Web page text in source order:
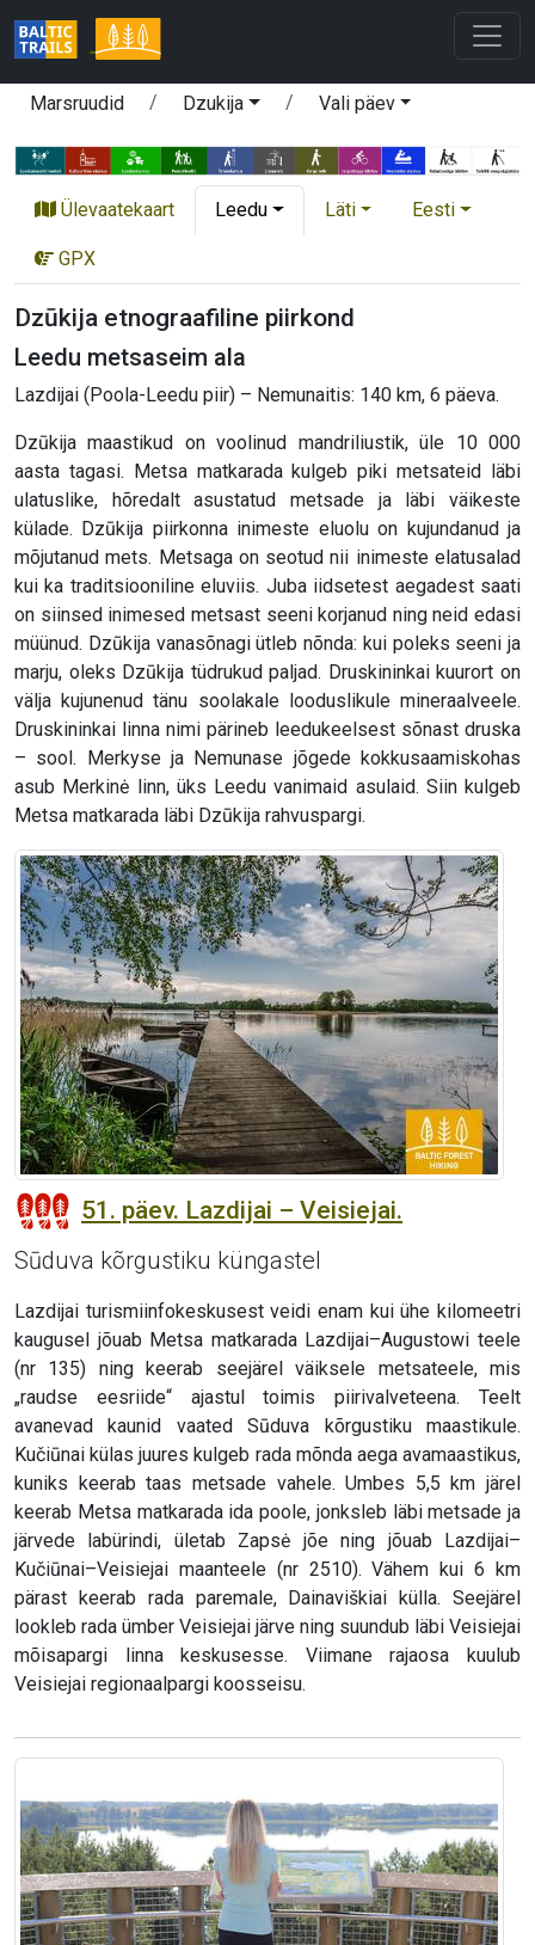
Marsruudid Dzukija Vali päev
Ülevaatekaart Leedu Läti Eesti
GPX
Dzūkija etnograafiline piirkond
Leedu metsaseim ala
Lazdijai (Poola-Leedu piir) – Nemunaitis: 140 km, 6 päeva.
Dzūkija maastikud on voolinud mandriliustik, üle 10 000
aasta tagasi. Metsa matkarada kulgeb piki metsateid läbi
ulatuslike, hõredalt asustatud metsade ja läbi väikeste
külade. Dzūkija piirkonna inimeste eluolu on kujundanud ja
mõjutanud mets. Metsaga on seotud nii inimeste elatusalad
kui ka traditsiooniline eluviis. Juba iidsetest aegadest saati
on siinsed inimesed metsast seeni korjanud ning neid edasi
müünud. Dzūkija vanasõnagi ütleb nõnda: kui poleks seeni ja
marju, oleks Dzūkija tüdrukud paljad. Druskininkai kuurort on
välja kujunenud tänu soolakale looduslikule mineraalveele.
Druskininkai linna nimi pärineb leedukeelsest sõnast druska
– sool. Merkyse ja Nemunase jõgede kokkusaamiskohas
asub Merkinė linn, üks Leedu vanimaid asulaid. Siin kulgeb
Metsa matkarada läbi Dzūkija rahvuspargi.
51. päev. Lazdijai – Veisiejai.
Sūduva kõrgustiku küngastel
Lazdijai turismiinfokeskusest veidi enam kui ühe kilomeetri
kaugusel jõuab Metsa matkarada Lazdijai–Augustowi teele
(nr 135) ning keerab seejärel väiksele metsateele, mis
„raudse eesriide“ ajastul toimis piirivalveteena. Teelt
avanevad kaunid vaated Sūduva kõrgustiku maastikule.
Kučiūnai külas juures kulgeb rada mõnda aega avamaastikus,
kuniks keerab taas metsade vahele. Umbes 5,5 km järel
keerab Metsa matkarada ida poole, jonksleb läbi metsade ja
järvede labürindi, ületab Zapsė jõe ning jõuab Lazdijai–
Kučiūnai–Veisiejai maanteele (nr 2510). Vähem kui 6 km
pärast keerab rada paremale, Dainaviškiai külla. Seejärel
lookleb rada ümber Veisiejai järve ning suundub läbi Veisiejai
mõisapargi linna keskusesse. Viimane rajaosa kuulub
Veisiejai regionaalpargi koosseisu.